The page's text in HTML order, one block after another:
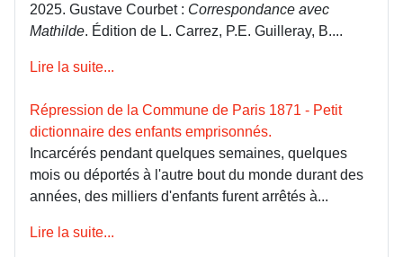
2025. Gustave Courbet : Correspondance avec
Mathilde. Édition de L. Carrez, P.E. Guilleray, B....
Lire la suite...
Répression de la Commune de Paris 1871 - Petit
dictionnaire des enfants emprisonnés.
Incarcérés pendant quelques semaines, quelques
mois ou déportés à l'autre bout du monde durant des
années, des milliers d'enfants furent arrêtés à...
Lire la suite...